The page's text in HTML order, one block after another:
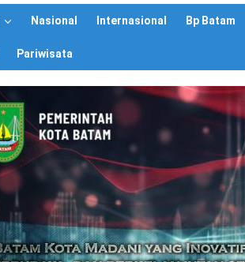
Nasional Internasional Bp Batam
Pariwisata